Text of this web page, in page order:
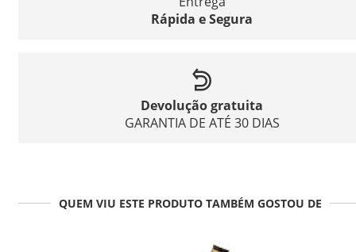
Rápida e Segura
Devolução gratuita
GARANTIA DE ATÉ 30 DIAS
QUEM VIU ESTE PRODUTO TAMBÉM GOSTOU DE